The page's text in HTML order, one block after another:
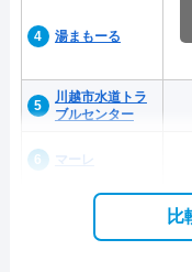
湯まもーる
川越市水道トラ
ブルセンター
マーレ
比